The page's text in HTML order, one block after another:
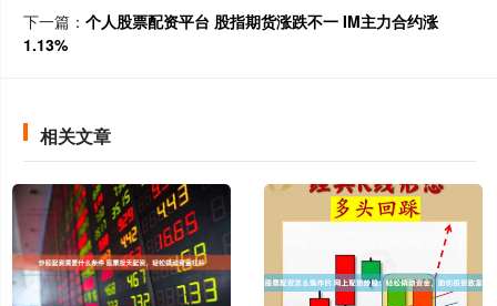
下一篇： 个人股票配资平台 股指期货涨跌不一 IM主力合约涨
1.13%
相关文章